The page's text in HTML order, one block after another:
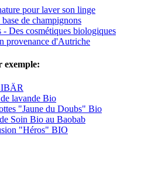
pour laver son linge
de champignons
- Des cosmétiques biologiques
provenance d'Autriche
exemple:
lavande Bio
"Jaune du Doubs" Bio
Soin Bio au Baobab
"Héros" BIO